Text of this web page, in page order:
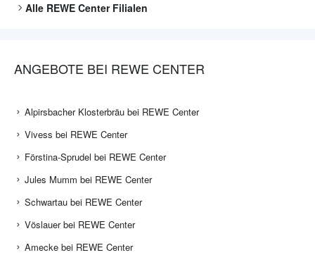
Alle REWE CenterFilialen
ANGEBOTE BEI REWE CENTER
Alpirsbacher Klosterbräu bei REWE Center
Vivess bei REWE Center
Förstina-Sprudel bei REWE Center
Jules Mumm bei REWE Center
Schwartau bei REWE Center
Vöslauer bei REWE Center
Amecke bei REWE Center